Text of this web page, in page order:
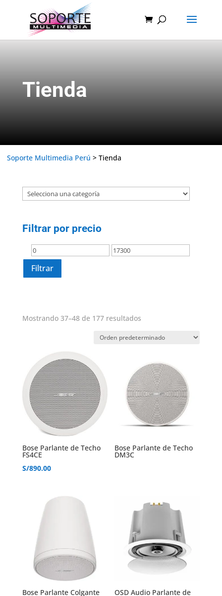
Tienda
Soporte Multimedia Perú > Tienda
Filtrar por precio
Precio
mínimo
Precio
Filtrar
Mostrando 37–48 de 177 resultados
Bose Parlante de Techo
FS4CE
S/890.00
Bose Parlante de Techo
DM3C
Bose Parlante Colgante OSD Audio Parlante de